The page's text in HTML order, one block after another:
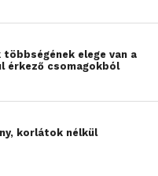
elege van a
érkező csomagokból
korlátok nélkül